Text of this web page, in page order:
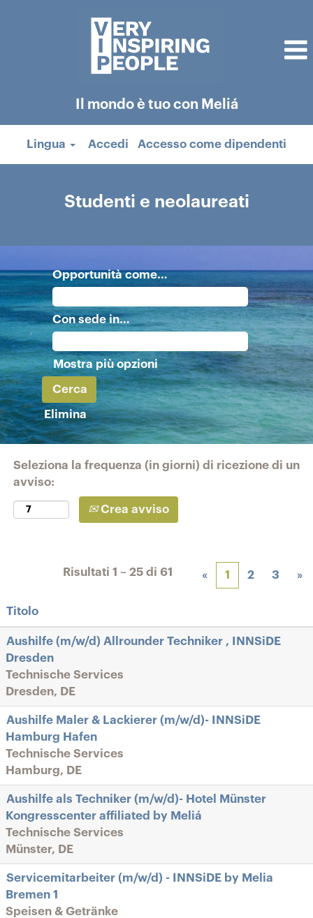
Il mondo è tuo con Meliá
Lingua Accedi Accesso come dipendenti
neolaureatiStudenti e neolaureati
Opportunità come…
Con sede in…
Mostra più opzioni
Elimina
Seleziona la frequenza (in giorni) di ricezione di un
avviso:
Crea avviso
Risultati 1 – 25 di 61 « 1 2 3 »
Titolo
Aushilfe (m/w/d) Allrounder Techniker , INNSiDE
Dresden
Technische Services
Dresden, DE
Aushilfe Maler & Lackierer (m/w/d)- INNSiDE
Hamburg Hafen
Technische Services
Hamburg, DE
Aushilfe als Techniker (m/w/d)- Hotel Münster
Kongresscenter affiliated by Meliá
Technische Services
Münster, DE
Servicemitarbeiter (m/w/d) - INNSiDE by Melia
Bremen 1
Speisen & Getränke